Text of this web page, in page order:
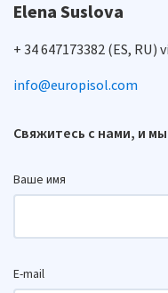
Elena Suslova
+ 34 647173382 (ES,
info@europisol.com
Свяжитесь с нами, и
Ваше имя
E-mail